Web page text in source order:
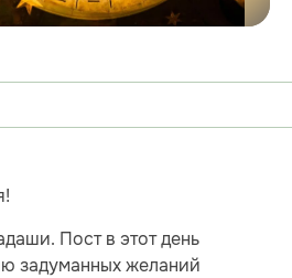
Пост в этот день
задуманных желаний